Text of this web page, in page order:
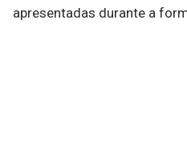
apresentadas durante a